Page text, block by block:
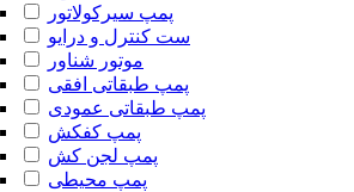
پمپ سیرکولاتور
ست کنترل و درایو
موتور شناور
پمپ طبقاتی افقی
پمپ طبقاتی عمودی
پمپ کفکش
پمپ لجن کش
پمپ محیطی